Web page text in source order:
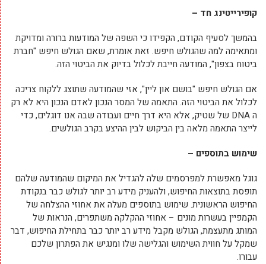
קופירייטינג חד –
בהמשך לסעיף הקודם, הקפידו כי השפה של המודעות ברורה ומדויקת
ומתאימה למה שהגולש חיפש. זאת אומרת, שאם הגולש חיפש "חברת
ביטוח בצפון", המודעה חייבת לכלול בדיוק את הביטוי הזה.
אם הגולש חיפש "בושם און ליין", אזי שהמודעה שתוצג ללקוח צריכה
לכלול את הביטוי הזה. התאמה של המסר הנכון לאדם הנכון היא לא רק
ה DNA של שטיק, אלא היא דרך חיים ועבודה שבה אנו דוגלים, כדי
לייצר התאמה מלאה בין הביקוש לבין ההיצע בקרב הגולשים.
שימוש בתוספים –
גוגל מאפשרת למפרסמים שלה להגדיל את המיקום שהמודעה שלהם
תופסת בתוצאות החיפוש, ולהעניק מידע רב יותר לגולש כבר בנקודת
החיפוש הראשונית. שימוש בתוספים מעלה את אחוזי ההצלחה של
הקמפיין בעשרות מונים – אחוזי ההקלקה משתפרים, הנראות של
המותג מתעצמת, הגולש מקבל מידע רב יותר כבר בתחילת החיפוש, דבר
שמקל על חווית השימוש והגלישה שלו ומנגיש את הפתרון שלכם
עבורו.